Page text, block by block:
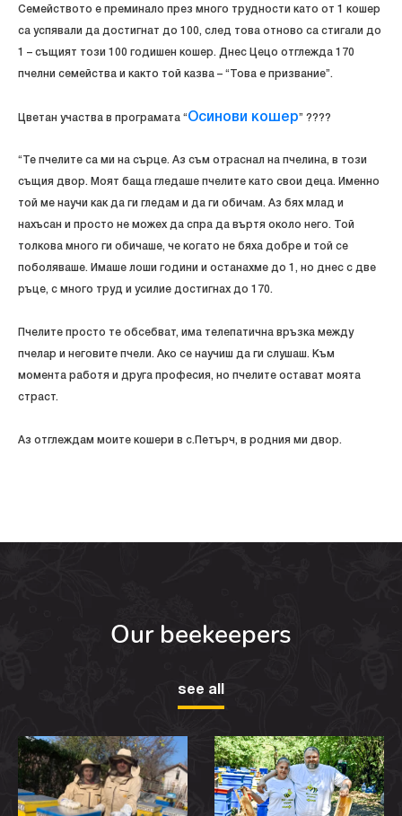
Семейството е преминало през много трудности като от 1 кошер
са успявали да достигнат до 100, след това отново са стигали до
1 – същият този 100 годишен кошер. Днес Цецо отглежда 170
пчелни семейства и както той казва – “Това е призвание”.
Цветан участва в програмата “Осинови кошер” ????
“Те пчелите са ми на сърце. Аз съм отраснал на пчелина, в този
същия двор. Моят баща гледаше пчелите като свои деца. Именно
той ме научи как да ги гледам и да ги обичам. Аз бях млад и
нахъсан и просто не можех да спра да въртя около него. Той
толкова много ги обичаше, че когато не бяха добре и той се
поболяваше. Имаше лоши години и останахме до 1, но днес с две
ръце, с много труд и усилие достигнах до 170.
Пчелите просто те обсебват, има телепатична връзка между
пчелар и неговите пчели. Ако се научиш да ги слушаш. Към
момента работя и друга професия, но пчелите остават моята
страст.
Аз отглеждам моите кошери в с.Петърч, в родния ми двор.
медицина в Западна Европа, защото това е начин човек да диша
за подобряване на тези състояния, а освен това е страхотен
начин за релаксация и докосване до света на пчелите. Цецо ще
даде възможност на своите гости да тестват восъчната къща по
време на посещенията.
Our beekeepers
see all